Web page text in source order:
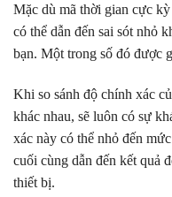
Mặc dù mã thời gian cực
có thể dẫn đến sai sót nhỏ
bạn. Một trong số đó được
Khi so sánh độ chính xác
khác nhau, sẽ luôn có sự
xác này có thể nhỏ đến
cuối cùng dẫn đến kết quả
thiết bị.